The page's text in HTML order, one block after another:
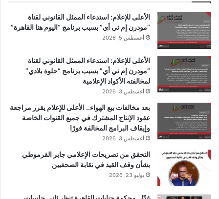
ب
و
ك
u
T
b
e
ت
ق
ا
م
الأعلى للإعلام: استدعاء الممثل القانوني لقناة
“مودرن إم تي أي” بسبب برنامج “اليوم هنا القاهرة”
أغسطس 5, 2026
الأعلى للإعلام: استدعاء الممثل القانوني لقناة
“مودرن إم تي أي” بسبب برنامج “حلوة بلادي”
لمخالفته الأكواد الإعلامية
أغسطس 3, 2026
بعد مخالفات بيع الهواء.. الأعلى للإعلام يقرر مراجعة
عقود الإنتاج المشترك في جميع القنوات الخاصة
وإيقاف البرامج المخالفة فورًا
أغسطس 3, 2026
التحقق من تصريحات الإعلامي جابر القرموطي
بشأن وقف القيد في نقابة الصحفيين
يوليو 23, 2026